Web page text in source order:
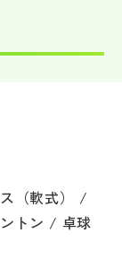
（軟式） /
トン / 卓球